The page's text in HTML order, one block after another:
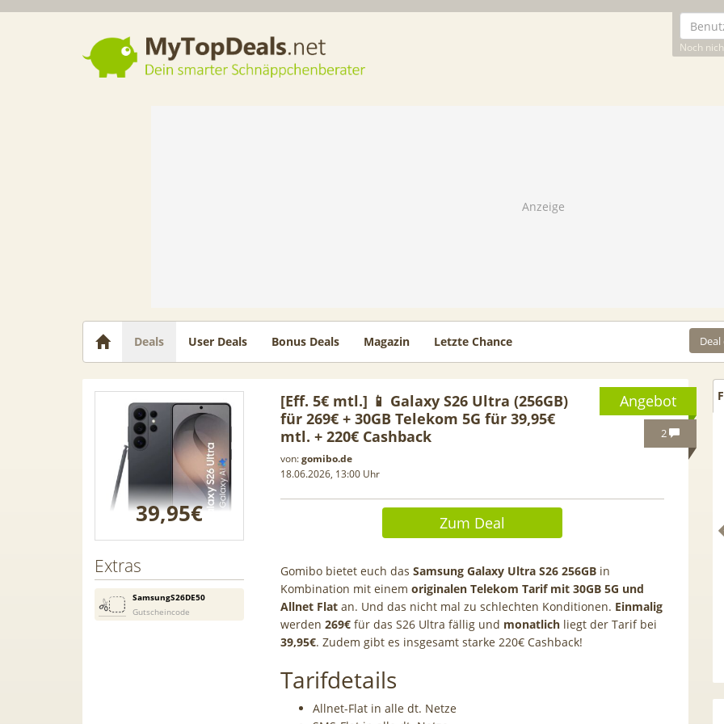
Noch
Dein smarter Schnäppchenberater
Deals User Deals Bonus Deals Magazin Letzte Chance
Angebot
2
39,95€
Extras
SamsungS26DE50
Gutscheincode
[Eff. 5€ mtl.] 📱 Galaxy S26 Ultra (256GB)
für 269€ + 30GB Telekom 5G für 39,95€
mtl. + 220€ Cashback
von:gomibo.de
18.06.2026, 13:00 Uhr
Zum Deal
Gomibo bietet euch das Samsung Galaxy Ultra S26 256GB in
Kombination mit einem originalen Telekom Tarif mit 30GB 5G und
Allnet Flat an. Und das nicht mal zu schlechten Konditionen. Einmalig
werden 269€ für das S26 Ultra fällig und monatlich liegt der Tarif bei
39,95€. Zudem gibt es insgesamt starke 220€ Cashback!
Tarifdetails
Allnet-Flat in alle dt. Netze
50€ Wechselbonus! 🎉 50GB 5G
TOP 🍿 Netflix Standard + 300
waipu.tv Perfect Plus ab 9€
mtl.
TCL tragbares 3-in-1
Luftentfeuchten | 9.000